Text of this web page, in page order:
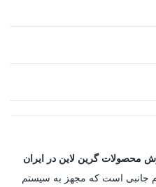
محصولات گرین لاین در ایران
جانبی است که مجهز به سیستم